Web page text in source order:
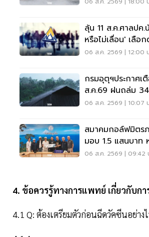
ลุ้น 11 ส.ค.ศาลปค
หรือไม่เลื่อน' เลือ
สังคม
06 ส.ค. 2569 | 12:00
กรมอุตุฯประกาศ
ส.ค.69 ฝนถล่ม
06 ส.ค. 2569 | 10:07
สมาคมกอล์ฟมิตร
มอบ 1.5 แสนบาท
รอยัล" ลุยเวทีที่สห
06 ส.ค. 2569 | 09:42
4. ข้อควรรู้ทางการแพทย์ เกี่ยวกับก
4.1 Q: ต้องเตรียมตัวก่อนฉีดวัคซีนอย่าง